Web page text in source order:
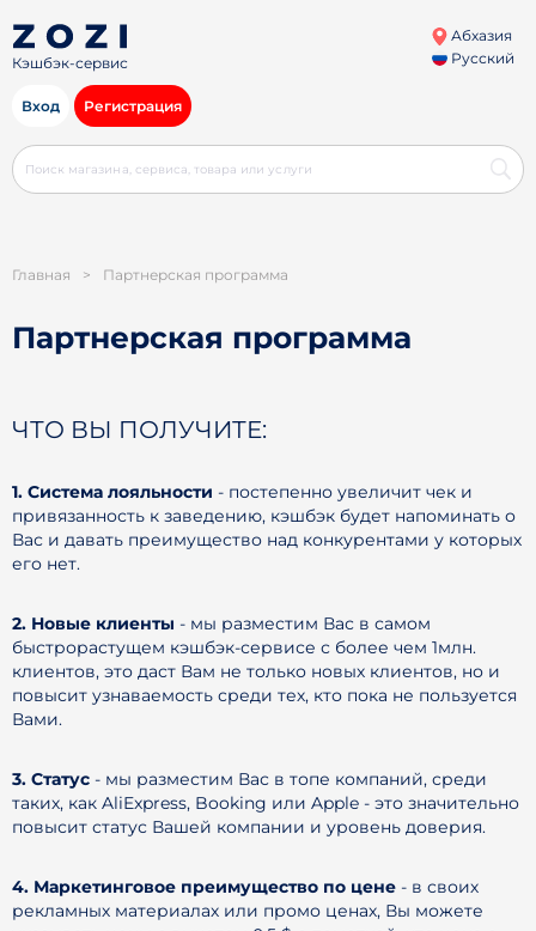
Кэшбэк-сервис
Абхазия
Русский
Вход Регистрация
Главная > Партнерская программа
Партнерская программа
ЧТО ВЫ ПОЛУЧИТЕ:
1. Система лояльности - постепенно увеличит чек и
привязанность к заведению, кэшбэк будет напоминать о
Вас и давать преимущество над конкурентами у которых
его нет.
2. Новые клиенты - мы разместим Вас в самом
быстрорастущем кэшбэк-сервисе с более чем 1млн.
клиентов, это даст Вам не только новых клиентов, но и
повысит узнаваемость среди тех, кто пока не пользуется
Вами.
3. Статус - мы разместим Вас в топе компаний, среди
таких, как AliExpress, Booking или Apple - это значительно
повысит статус Вашей компании и уровень доверия.
4. Маркетинговое преимущество по цене - в своих
рекламных материалах или промо ценах, Вы можете